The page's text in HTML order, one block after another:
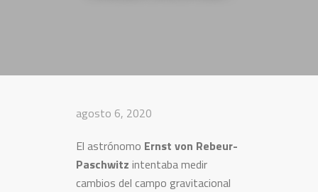
agosto 6, 2020
El astrónomo Ernst von Rebeur-
Paschwitz intentaba medir
cambios del campo gravitacional